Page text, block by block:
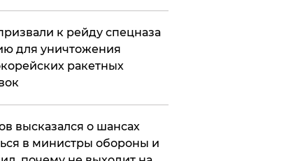
к рейду спецназа
для уничтожения
ракетных
высказался о шансах
в министры обороны и